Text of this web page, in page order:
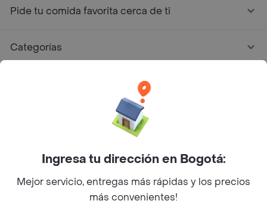
Pide tu comida favorita cerca de ti
Categorías
Facebook
Twitter
Instagram
©2026Rappi Inc. All rights reserved.
Ingresa tu dirección en Bogotá:
Mejor servicio, entregas más rápidas y los precios
más convenientes!